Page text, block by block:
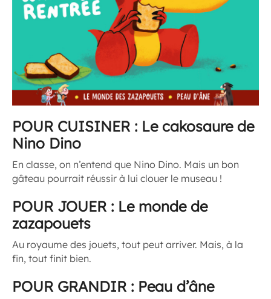
POUR CUISINER : Le cakosaure de
Nino Dino
En classe, on n’entend que Nino Dino. Mais un bon
gâteau pourrait réussir à lui clouer le museau !
POUR JOUER : Le monde de
zazapouets
Au royaume des jouets, tout peut arriver. Mais, à la
fin, tout finit bien.
POUR GRANDIR : Peau d’âne